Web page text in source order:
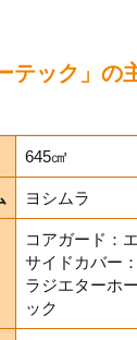
テック」の
645㎤
ヨシムラ
コアガード：
サイドカバー
ラジエターホ
ック